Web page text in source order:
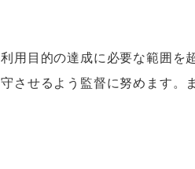
用目的の達成に必要な範囲
させるよう監督に努めます